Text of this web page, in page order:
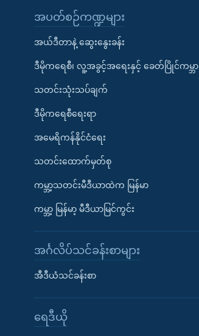
အပတ်စဉ်ကဏ္ဍများ
အယ်ဒီတာနဲ့ ဆွေးနွေးခန်း
ဒီမိုကရေစီ၊ လူ့အခွင့်အရေးနှင့် ခေတ်ပြိုင်ကမ္ဘာ
သတင်းသုံးသပ်ချက်
ဒီမိုကရေစီရေးရာ
အမေရိကန်နိုင်ငံရေး
သတင်းထောက်မှတ်စု
ကမ္ဘာ့သတင်းမီဒီယာထဲက မြန်မာ
ကမ္ဘာ့ မြန်မာ့ မီဒီယာမြင်ကွင်း
အင်္ဂလိပ်သင်ခန်းစာများ
အီဒီယံသင်ခန်းစာ
ရေဒီယို